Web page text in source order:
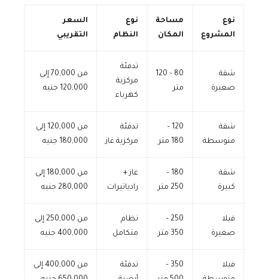
نوع
المشروع
مساحة
المكان
نوع
النظام
السعر
التقريبي
شقة
صغيرة
80 – 120
متر
تدفئة
مركزية
كهرباء
من 70,000 إلى
120,000 جنيه
شقة
متوسطة
120 –
180 متر
تدفئة
مركزية غاز
من 120,000 إلى
180,000 جنيه
شقة
كبيرة
180 –
250 متر
غاز +
رادياتيرات
من 180,000 إلى
280,000 جنيه
فيلا
صغيرة
250 –
350 متر
نظام
متكامل
من 250,000 إلى
400,000 جنيه
فيلا
350 –
تدفئة
من 400,000 إلى